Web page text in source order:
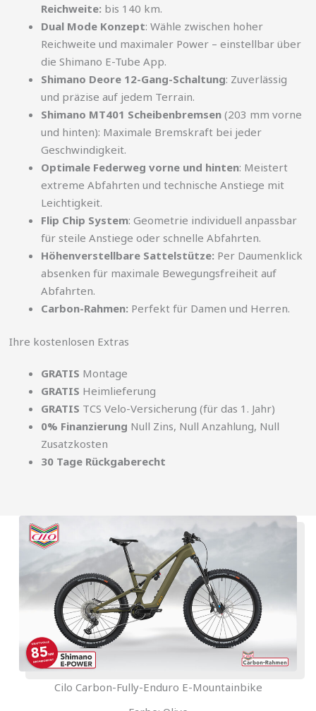
Reichweite: bis 140 km.
Dual Mode Konzept: Wähle zwischen hoher
Reichweite und maximaler Power – einstellbar über
die Shimano E-Tube App.
Shimano Deore 12-Gang-Schaltung: Zuverlässig
und präzise auf jedem Terrain.
Shimano MT401 Scheibenbremsen (203 mm vorne
und hinten): Maximale Bremskraft bei jeder
Geschwindigkeit.
Optimale Federweg vorne und hinten: Meistert
extreme Abfahrten und technische Anstiege mit
Leichtigkeit.
Flip Chip System: Geometrie individuell anpassbar
für steile Anstiege oder schnelle Abfahrten.
Höhenverstellbare Sattelstütze: Per Daumenklick
absenken für maximale Bewegungsfreiheit auf
Abfahrten.
Carbon-Rahmen: Perfekt für Damen und Herren.
Ihre kostenlosen Extras
GRATIS Montage
GRATIS Heimlieferung
GRATIS TCS Velo-Versicherung (für das 1. Jahr)
0% Finanzierung Null Zins, Null Anzahlung, Null
Zusatzkosten
30 Tage Rückgaberecht
Cilo Carbon-Fully-Enduro E-Mountainbike